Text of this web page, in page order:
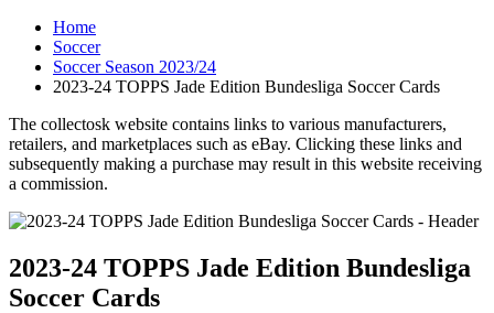
Home
Soccer
Soccer Season 2023/24
2023-24 TOPPS Jade Edition Bundesliga Soccer Cards
The collectosk website contains links to various manufacturers,
retailers, and marketplaces such as eBay. Clicking these links and
subsequently making a purchase may result in this website receiving
a commission.
2023-24 TOPPS Jade Edition Bundesliga
Soccer Cards